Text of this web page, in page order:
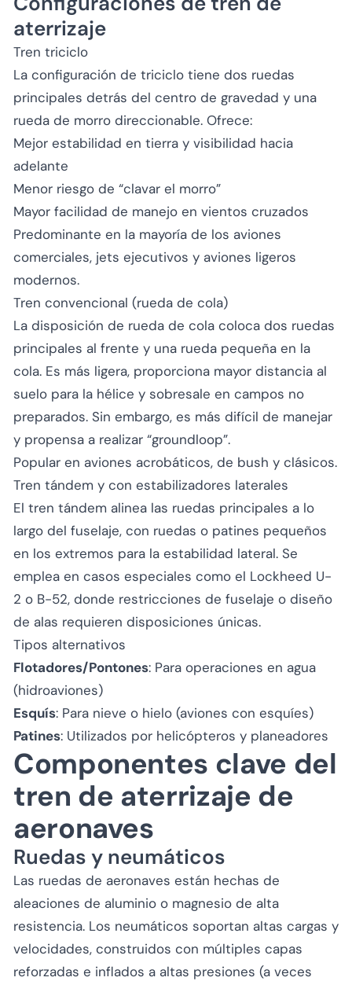
aterrizaje
Tren triciclo
La configuración de triciclo tiene dos ruedas
principales detrás del centro de gravedad y una
rueda de morro direccionable. Ofrece:
Mejor estabilidad en tierra y visibilidad hacia
adelante
Menor riesgo de “clavar el morro”
Mayor facilidad de manejo en vientos cruzados
Predominante en la mayoría de los aviones
comerciales, jets ejecutivos y aviones ligeros
modernos.
Tren convencional (rueda de cola)
La disposición de rueda de cola coloca dos ruedas
principales al frente y una rueda pequeña en la
cola. Es más ligera, proporciona mayor distancia al
suelo para la hélice y sobresale en campos no
preparados. Sin embargo, es más difícil de manejar
y propensa a realizar “groundloop”.
Popular en aviones acrobáticos, de bush y clásicos.
Tren tándem y con estabilizadores laterales
El tren tándem alinea las ruedas principales a lo
largo del fuselaje, con ruedas o patines pequeños
en los extremos para la estabilidad lateral. Se
emplea en casos especiales como el Lockheed U-
2 o B-52, donde restricciones de fuselaje o diseño
de alas requieren disposiciones únicas.
Tipos alternativos
Flotadores/Pontones: Para operaciones en agua
(hidroaviones)
Esquís: Para nieve o hielo (aviones con esquíes)
Patines: Utilizados por helicópteros y planeadores
Componentes clave del
tren de aterrizaje de
aeronaves
Ruedas y neumáticos
Las ruedas de aeronaves están hechas de
aleaciones de aluminio o magnesio de alta
resistencia. Los neumáticos soportan altas cargas y
velocidades, construidos con múltiples capas
reforzadas e inflados a altas presiones (a veces